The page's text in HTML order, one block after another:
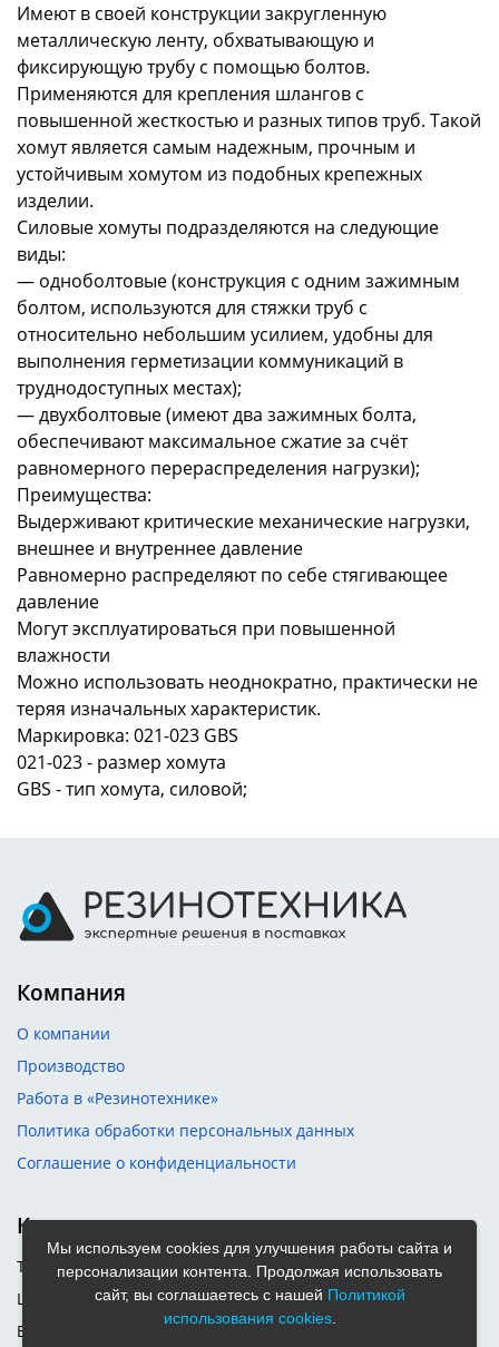
Имеют в своей конструкции закругленную
металлическую ленту, обхватывающую и
фиксирующую трубу с помощью болтов.
Применяются для крепления шлангов с
повышенной жесткостью и разных типов труб. Такой
хомут является самым надежным, прочным и
устойчивым хомутом из подобных крепежных
изделии.
Силовые хомуты подразделяются на следующие
виды:
— одноболтовые (конструкция с одним зажимным
болтом, используются для стяжки труб с
относительно небольшим усилием, удобны для
выполнения герметизации коммуникаций в
труднодоступных местах);
— двухболтовые (имеют два зажимных болта,
обеспечивают максимальное сжатие за счёт
равномерного перераспределения нагрузки);
Преимущества:
Выдерживают критические механические нагрузки,
внешнее и внутреннее давление
Равномерно распределяют по себе стягивающее
давление
Могут эксплуатироваться при повышенной
влажности
Можно использовать неоднократно, практически не
теряя изначальных характеристик.
Маркировка: 021-023 GBS
021-023 - размер хомута
GBS - тип хомута, силовой;
Компания
О компании
Производство
Работа в «Резинотехнике»
Политика обработки персональных данных
Соглашение о конфиденциальности
Контакты
Телефон:8 (3842) 45-20-09
Цех РВД:
+7 909 513 7045
E-mail:
kemerovo@rtimail.ru
Мы используем cookies для улучшения работы сайта и
персонализации контента. Продолжая использовать
сайт, вы соглашаетесь с нашей Политикой
использования cookies.